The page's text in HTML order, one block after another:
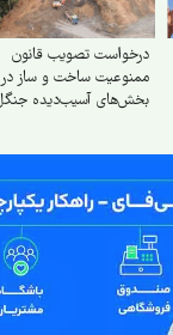
درخواست تصویب قانون
ممنوعیت ساخت و ساز در
بخش‌های آسیب‌دیده